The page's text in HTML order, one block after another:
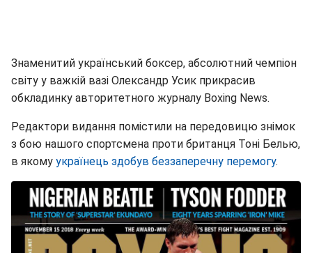
Знаменитий український боксер, абсолютний чемпіон
світу у важкій вазі Олександр Усик прикрасив
обкладинку авторитетного журналу Boxing News.
Редактори видання помістили на передовицю знімок
з бою нашого спортсмена проти британця Тоні Белью,
в якому українець здобув беззаперечну перемогу.